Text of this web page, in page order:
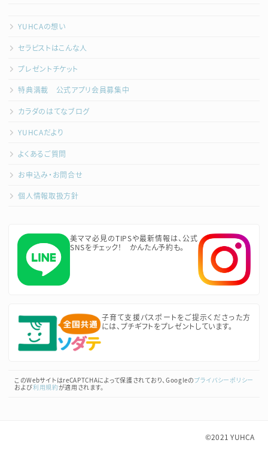
YUHCAの想い
セラピストはこんな人
プレゼントチケット
特典満載 公式アプリ会員募集中
カラダのはてなブログ
YUHCAだより
よくあるご質問
お申込み・お問合せ
個人情報取扱方針
美ママ必見のTIPSや最新情報は、公式
SNSをチェック！ かんたん予約も。
子育て支援パスポートをご提示くださった方
には、プチギフトをプレゼントしています。
このWebサイトはreCAPTCHAによって保護されており、Googleのプライバシーポリシー
および利用規約が適用されます。
©2021YUHCA